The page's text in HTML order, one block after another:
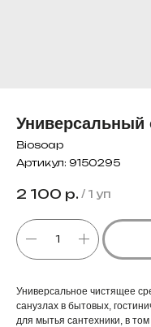
Универсальный
Biosoap
Артикул: 9150295
2 100 р. / 1 уп
Универсальное чистящее
санузлах в бытовых,
для мытья сантехники, в